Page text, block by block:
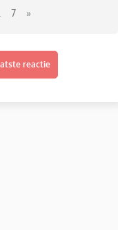
7 »
reactie